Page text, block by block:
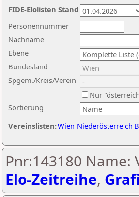
Nachname
Ebene
Sortierung
Personennummer
Bundesland
Spgem./Kreis/Verein
Nur
Vereinslisten:Wien Niederösterreich
FIDE-Elolisten Stand
Pnr:143180 Name:
Elo-Zeitreihe,